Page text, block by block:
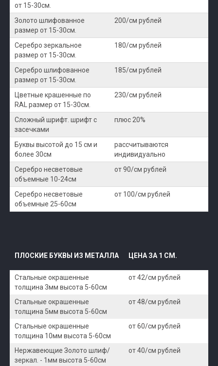
от 15-30см.
Золото шлифованное
размер от 15-30см.
200/см рублей
Серебро зеркальное
размер от 15-30см.
180/см рублей
Серебро шлифованное
размер от 15-30см.
185/см рублей
Цветные крашенные по
RAL размер от 15-30см.
230/см рублей
Сложный шрифт. шрифт с
засечками
плюс 20%
Буквы высотой до 15 см и
более 30см
рассчитываются
индивидуально
Серебро несветовые
объемные 10-24см
от 90/см рублей
Серебро несветовые
объемные 25-60см
от 100/см рублей
ПЛОСКИЕ БУКВЫ ИЗ МЕТАЛЛА ЦЕНА ЗА 1 СМ.
Стальные окрашенные
толщина 3мм высота 5-60см
от 42/см рублей
Стальные окрашенные
толщина 5мм высота 5-60см
от 48/см рублей
Стальные окрашенные
толщина 10мм высота 5-60см
от 60/см рублей
Нержавеющие Золото шлиф/
зеркал. - 1мм высота 5-60см
от 40/см рублей